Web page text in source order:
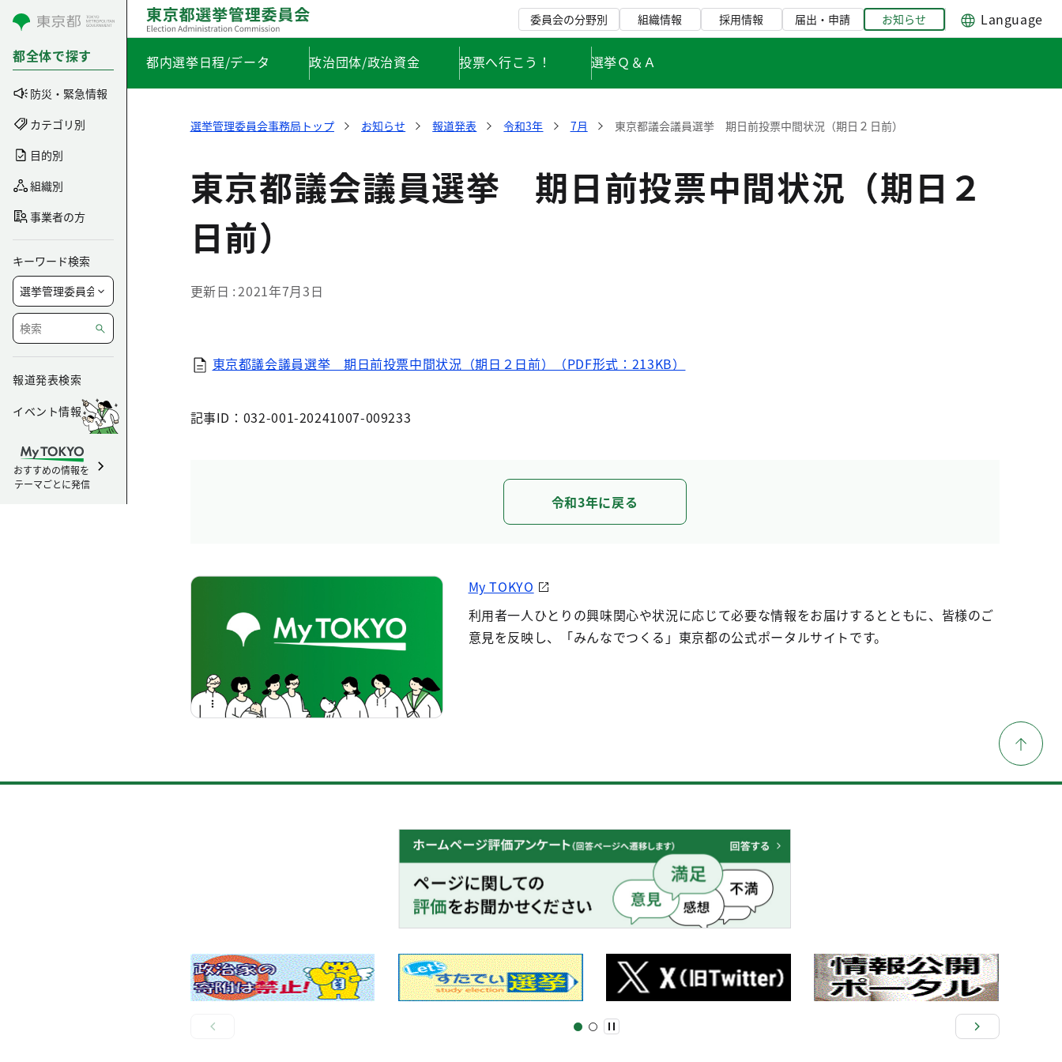
コンテンツにスキップ
都全体で探す
防災・緊急情報
カテゴリ別
目的別
組織別
事業者の方
キーワード検索
報道発表検索
イベント情報
おすすめの情報を
テーマごとに発信
委員会の分野別 組織情報 採用情報 届出・申請 お知らせ Language
都内選挙日程/データ 政治団体/政治資金 投票へ行こう！ 選挙Ｑ＆Ａ
選挙管理委員会事務局トップ お知らせ 報道発表 令和3年 7月 東京都議会議員選挙 期日前投票中間状況（期日２日前）
東京都議会議員選挙 期日前投票中間状況（期日２
日前）
更新日 2021年7月3日
東京都議会議員選挙 期日前投票中間状況（期日２日前）（PDF形式：213KB）
記事ID：032-001-20241007-009233
令和3年に戻る
My TOKYO
利用者一人ひとりの興味関心や状況に応じて必要な情報をお届けするとともに、皆様のご
意見を反映し、「みんなでつくる」東京都の公式ポータルサイトです。